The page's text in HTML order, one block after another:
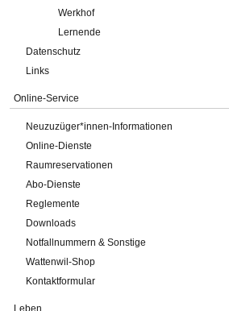
Werkhof
Lernende
Datenschutz
Links
Online-Service
Neuzuzüger*innen-Informationen
Online-Dienste
Raumreservationen
Abo-Dienste
Reglemente
Downloads
Notfallnummern & Sonstige
Wattenwil-Shop
Kontaktformular
Leben